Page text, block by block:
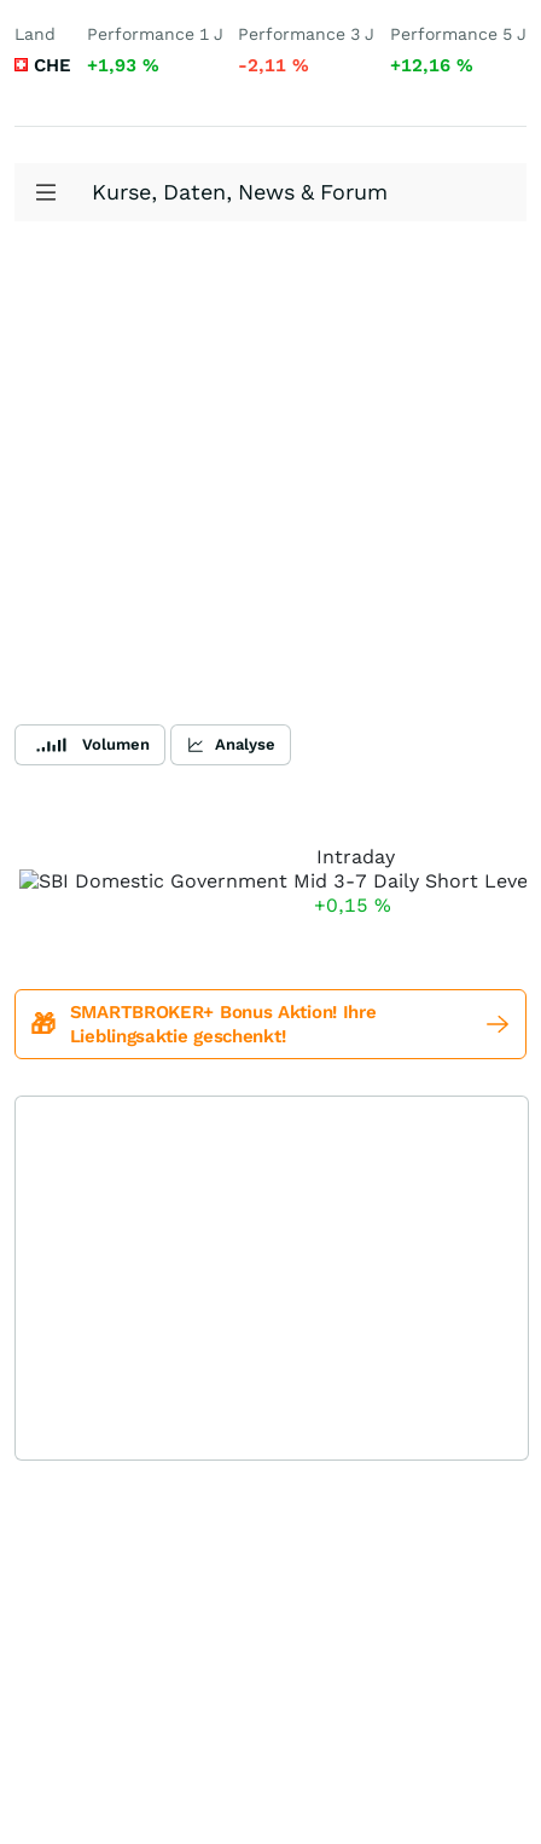
Land
CHE
Performance 1 J
+1,93 %
Performance 3 J
-2,11%
Performance 5 J
+12,16 %
Kurse, Daten, News & Forum
Volumen Analyse
Intraday
+0,15 %
🎁
SMARTBROKER+ Bonus Aktion! Ihre
Lieblingsaktie geschenkt!